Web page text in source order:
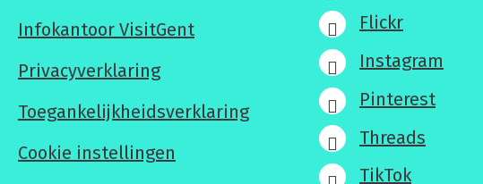
Infokantoor VisitGent
Privacyverklaring
Toegankelijkheidsverklaring
Cookie instellingen
Flickr
Instagram
Pinterest
Threads
TikTok